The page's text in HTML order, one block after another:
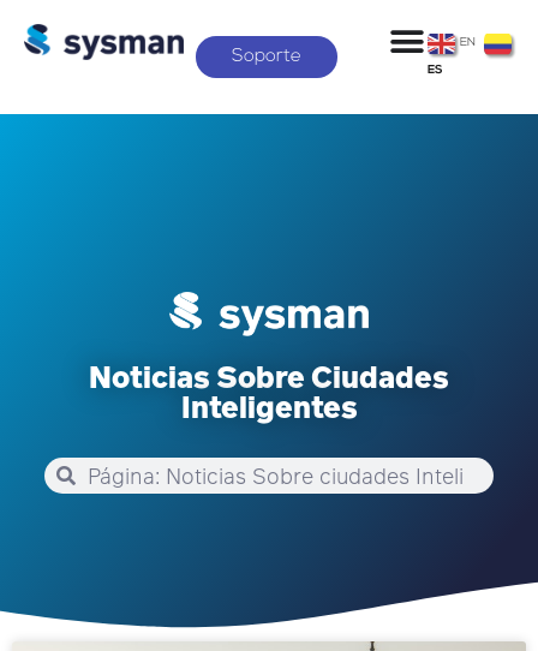
Soporte
EN
ES
Noticias Sobre Ciudades
Inteligentes